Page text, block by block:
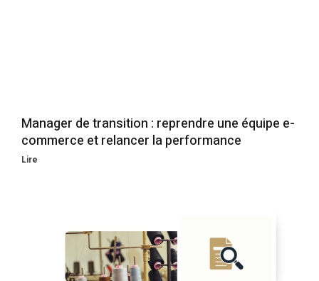
Manager de transition : reprendre une équipe e-
commerce et relancer la performance
Lire